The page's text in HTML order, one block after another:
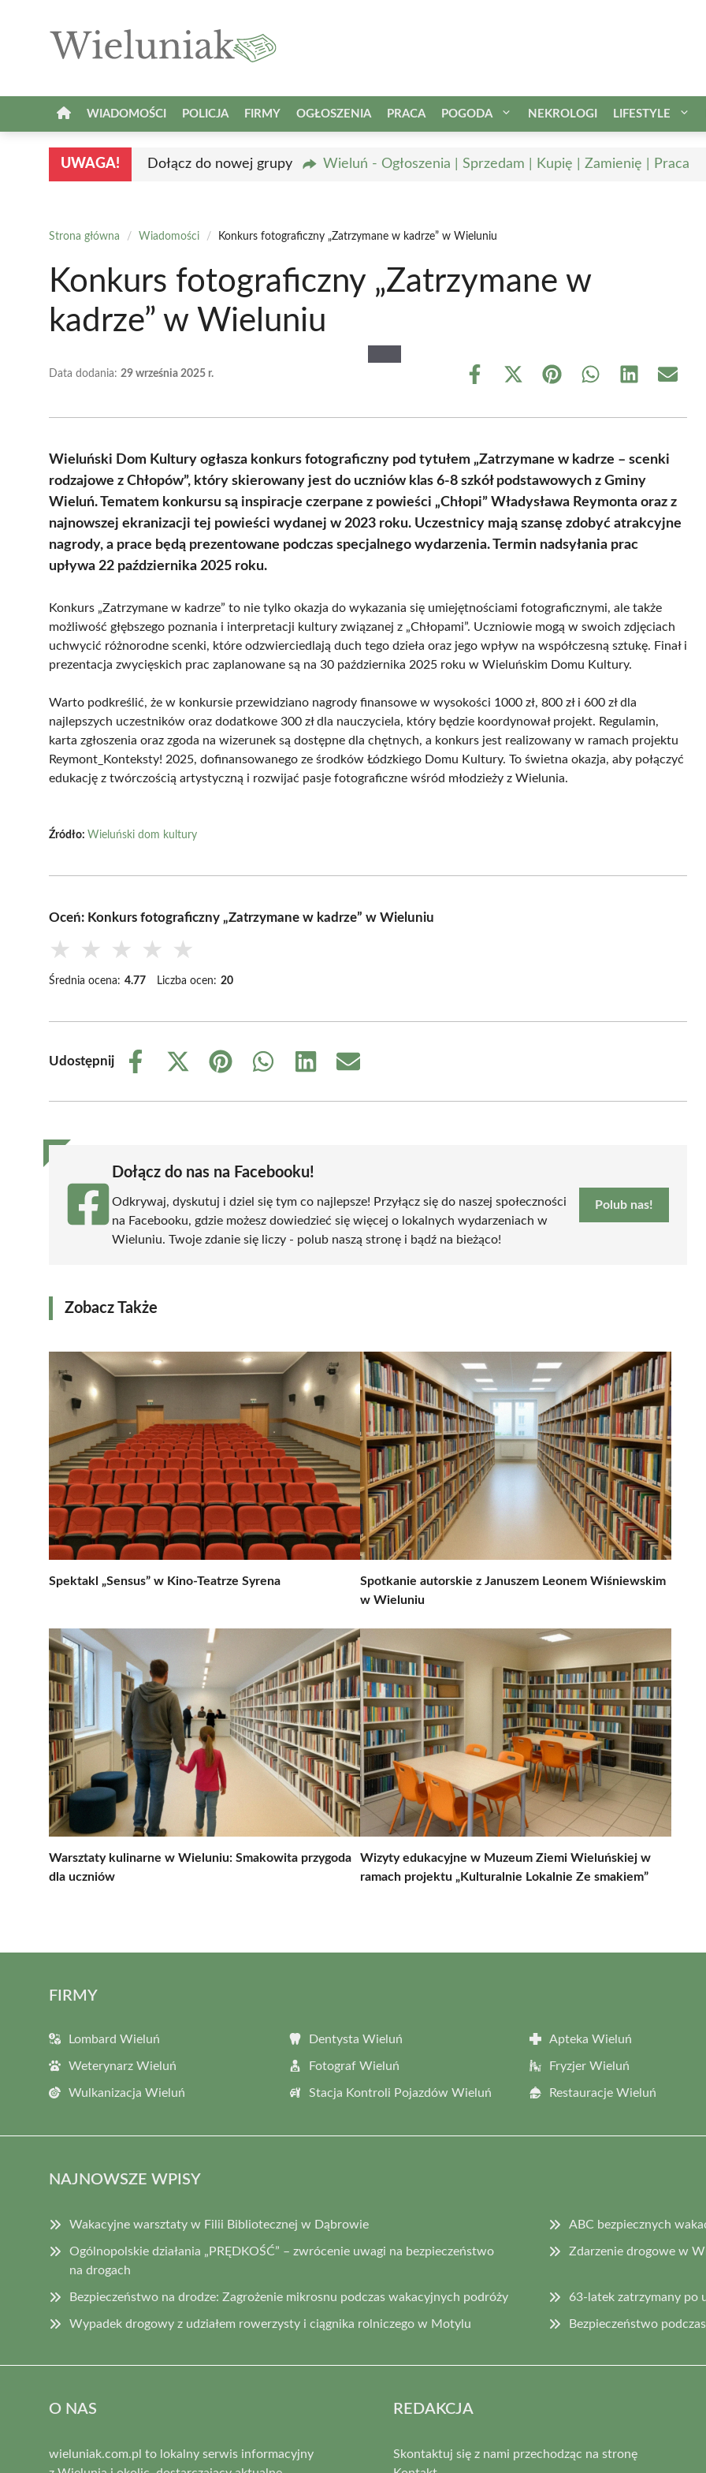
WIADOMOŚCI POLICJA FIRMY OGŁOSZENIA PRACA POGODA NEKROLOGI LIFESTYLE
UWAGA! Dołącz do nowej grupy Wieluń - Ogłoszenia | Sprzedam | Kupię | Zamienię | Praca
Strona główna / Wiadomości / Konkurs fotograficzny „Zatrzymane w kadrze” w Wieluniu
Konkurs fotograficzny „Zatrzymane w
kadrze” w Wieluniu
Data dodania: 29 września 2025 r.
Share
Share
(Twitter)
Share Share Share Share
Wieluński Dom Kultury ogłasza konkurs fotograficzny pod tytułem „Zatrzymane w kadrze – scenki
rodzajowe z Chłopów”, który skierowany jest do uczniów klas 6-8 szkół podstawowych z Gminy
Wieluń. Tematem konkursu są inspiracje czerpane z powieści „Chłopi” Władysława Reymonta oraz z
najnowszej ekranizacji tej powieści wydanej w 2023 roku. Uczestnicy mają szansę zdobyć atrakcyjne
nagrody, a prace będą prezentowane podczas specjalnego wydarzenia. Termin nadsyłania prac
upływa 22 października 2025 roku.
Konkurs „Zatrzymane w kadrze” to nie tylko okazja do wykazania się umiejętnościami fotograficznymi, ale także
możliwość głębszego poznania i interpretacji kultury związanej z „Chłopami”. Uczniowie mogą w swoich zdjęciach
uchwycić różnorodne scenki, które odzwierciedlają duch tego dzieła oraz jego wpływ na współczesną sztukę. Finał i
prezentacja zwycięskich prac zaplanowane są na 30 października 2025 roku w Wieluńskim Domu Kultury.
Warto podkreślić, że w konkursie przewidziano nagrody finansowe w wysokości 1000 zł, 800 zł i 600 zł dla
najlepszych uczestników oraz dodatkowe 300 zł dla nauczyciela, który będzie koordynował projekt. Regulamin,
karta zgłoszenia oraz zgoda na wizerunek są dostępne dla chętnych, a konkurs jest realizowany w ramach projektu
Reymont_Konteksty! 2025, dofinansowanego ze środków Łódzkiego Domu Kultury. To świetna okazja, aby połączyć
edukację z twórczością artystyczną i rozwijać pasje fotograficzne wśród młodzieży z Wielunia.
Źródło: Wieluński dom kultury
Oceń: Konkurs fotograficzny „Zatrzymane w kadrze” w Wieluniu
★ ★ ★ ★ ★
Średnia ocena: 4.77 Liczba ocen: 20
Udostępnij
Share
Share
(Twitter)
Share
Share
Share
Share
Dołącz do nas na Facebooku!
Odkrywaj, dyskutuj i dziel się tym co najlepsze! Przyłącz się do naszej społeczności
na Facebooku, gdzie możesz dowiedzieć się więcej o lokalnych wydarzeniach w
Wieluniu. Twoje zdanie się liczy - polub naszą stronę i bądź na bieżąco!
Polub nas!
Zobacz Także
Spektakl „Sensus” w Kino-Teatrze Syrena
Spotkanie autorskie z Januszem Leonem Wiśniewskim
w Wieluniu
Warsztaty kulinarne w Wieluniu: Smakowita przygoda
dla uczniów
Wizyty edukacyjne w Muzeum Ziemi Wieluńskiej w
ramach projektu „Kulturalnie Lokalnie Ze smakiem”
FIRMY
Lombard Wieluń Dentysta Wieluń Apteka Wieluń
Weterynarz Wieluń Fotograf Wieluń Fryzjer Wieluń
Wulkanizacja Wieluń Stacja Kontroli Pojazdów Wieluń Restauracje Wieluń
NAJNOWSZE WPISY
Wakacyjne warsztaty w Filii Bibliotecznej w Dąbrowie ABC bezpiecznych
Ogólnopolskie działania „PRĘDKOŚĆ” – zwrócenie uwagi na bezpieczeństwo
na drogach
Zdarzenie drogowe w
Bezpieczeństwo na drodze: Zagrożenie mikrosnu podczas wakacyjnych podróży 63-latek zatrzymany po
Wypadek drogowy z udziałem rowerzysty i ciągnika rolniczego w Motylu Bezpieczeństwo
O NAS
wieluniak.com.pl to lokalny serwis informacyjny
REDAKCJA
Skontaktuj się z nami przechodząc na stronę